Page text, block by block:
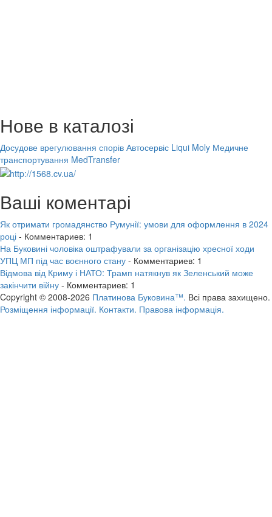
Нове в каталозі
Досудове врегулювання спорів Автосервіс Liqui Moly Медичне
транспортування MedTransfer
Ваші коментарі
Як отримати громадянство Румунії: умови для оформлення в 2024
році - Комментариев: 1
На Буковині чоловіка оштрафували за організацію хресної ходи
УПЦ МП під час воєнного стану - Комментариев: 1
Відмова від Криму і НАТО: Трамп натякнув як Зеленський може
закінчити війну - Комментариев: 1
Copyright © 2008-2026 Платинова Буковина™. Всі права захищено.
Розміщення інформації. Контакти. Правова інформація.